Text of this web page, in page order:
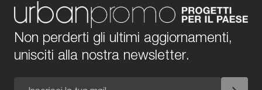
Non perderti gli ultimi aggiornamenti,
unisciti alla nostra newsletter.